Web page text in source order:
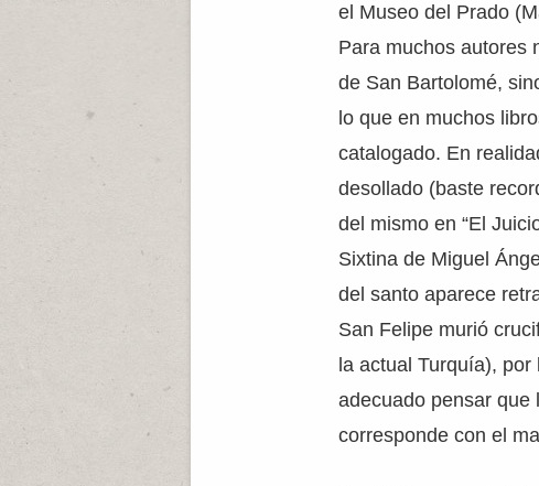
el Museo del Prado
Para muchos autores
de San Bartolomé,
lo que en muchos
catalogado. En
desollado (baste
del mismo en “El
Sixtina de Miguel
del santo aparece
San Felipe murió
la actual Turquía),
adecuado pensar que
corresponde con el